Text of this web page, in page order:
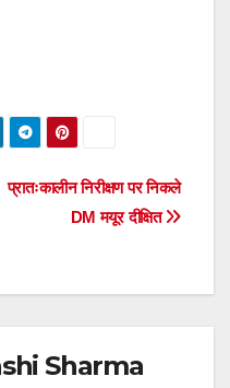
प्रातःकालीन निरीक्षण पर निकले
DM मयूर दीक्षित
Sharma